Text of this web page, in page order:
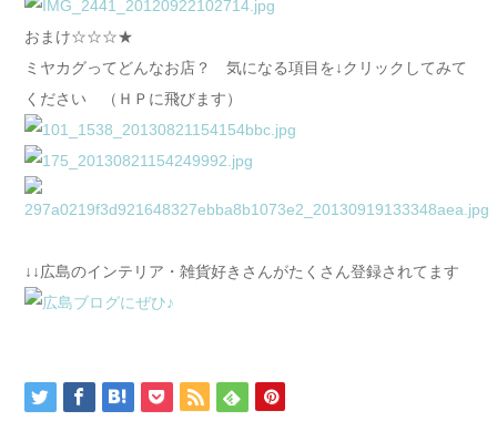
おまけ☆☆☆★
ミヤカグってどんなお店？ 気になる項目を↓クリックしてみて
ください （ＨＰに飛びます）
↓↓広島のインテリア・雑貨好きさんがたくさん登録されてます